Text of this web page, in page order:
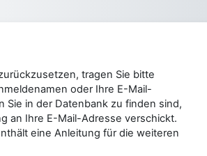
tragen Sie bitte
oder Ihre E-Mail-
Sie in der Datenbank zu finden sind,
an Ihre E-Mail-Adresse verschickt.
eine Anleitung für die weiteren